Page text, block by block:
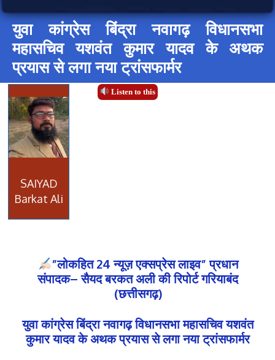
युवा कांग्रेस बिंद्रा नवागढ़ विधानसभा
महासचिव यशवंत कुमार यादव के अथक
प्रयास से लगा नया ट्रांसफार्मर
Listen to this
SAIYAD
Barkat Ali
”लोकहित 24 न्यूज़ एक्सप्रेस लाइव” प्रधान
संपादक– सैयद बरकत अली की रिपोर्ट गरियाबंद
(छत्तीसगढ़)
युवा कांग्रेस बिंद्रा नवागढ़ विधानसभा महासचिव यशवंत
कुमार यादव के अथक प्रयास से लगा नया ट्रांसफार्मर